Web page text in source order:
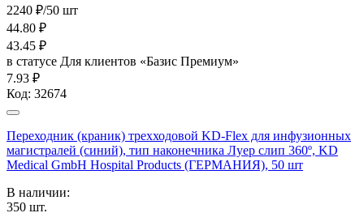
2240 ₽/50 шт
44.80 ₽
43.45 ₽
в статусе Для клиентов «Базис Премиум»
7.93 ₽
Код: 32674
Переходник (краник) трехходовой KD-Flex для инфузионных
магистралей (синий), тип наконечника Луер слип 360º, KD
Medical GmbH Hospital Products (ГЕРМАНИЯ), 50 шт
В наличии:
350 шт.